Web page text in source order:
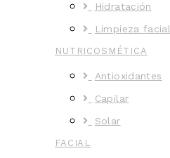
Hidratación
Limpieza facial
NUTRICOSMÉTICA
Antioxidantes
Capilar
Solar
FACIAL